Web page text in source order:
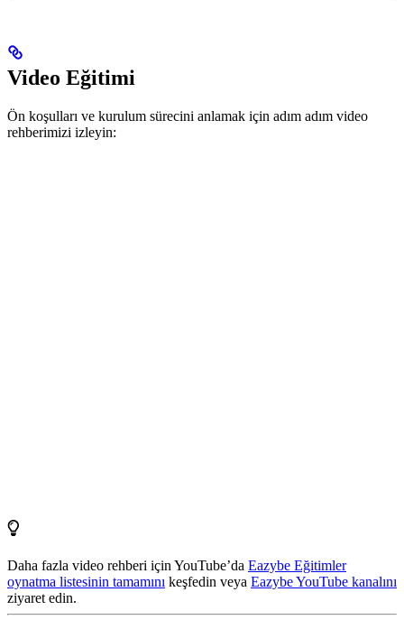
Video Eğitimi
Ön koşulları ve kurulum sürecini anlamak için adım adım video
rehberimizi izleyin:
Daha fazla video rehberi için YouTube’da Eazybe Eğitimler
oynatma listesinin tamamını keşfedin veya Eazybe YouTube kanalını
ziyaret edin.